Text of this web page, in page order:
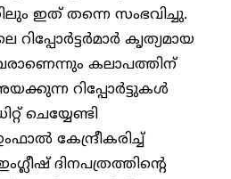
ഇത് തന്നെ സംഭവിച്ചു.
റിപ്പോർട്ടർമാർ കൃത്യമായ
കലാപത്തിന്
റിപ്പോർട്ടുകൾ
ചെയ്യേണ്ടി
കേന്ദ്രീകരിച്ച്
ദിനപത്രത്തിന്റെ